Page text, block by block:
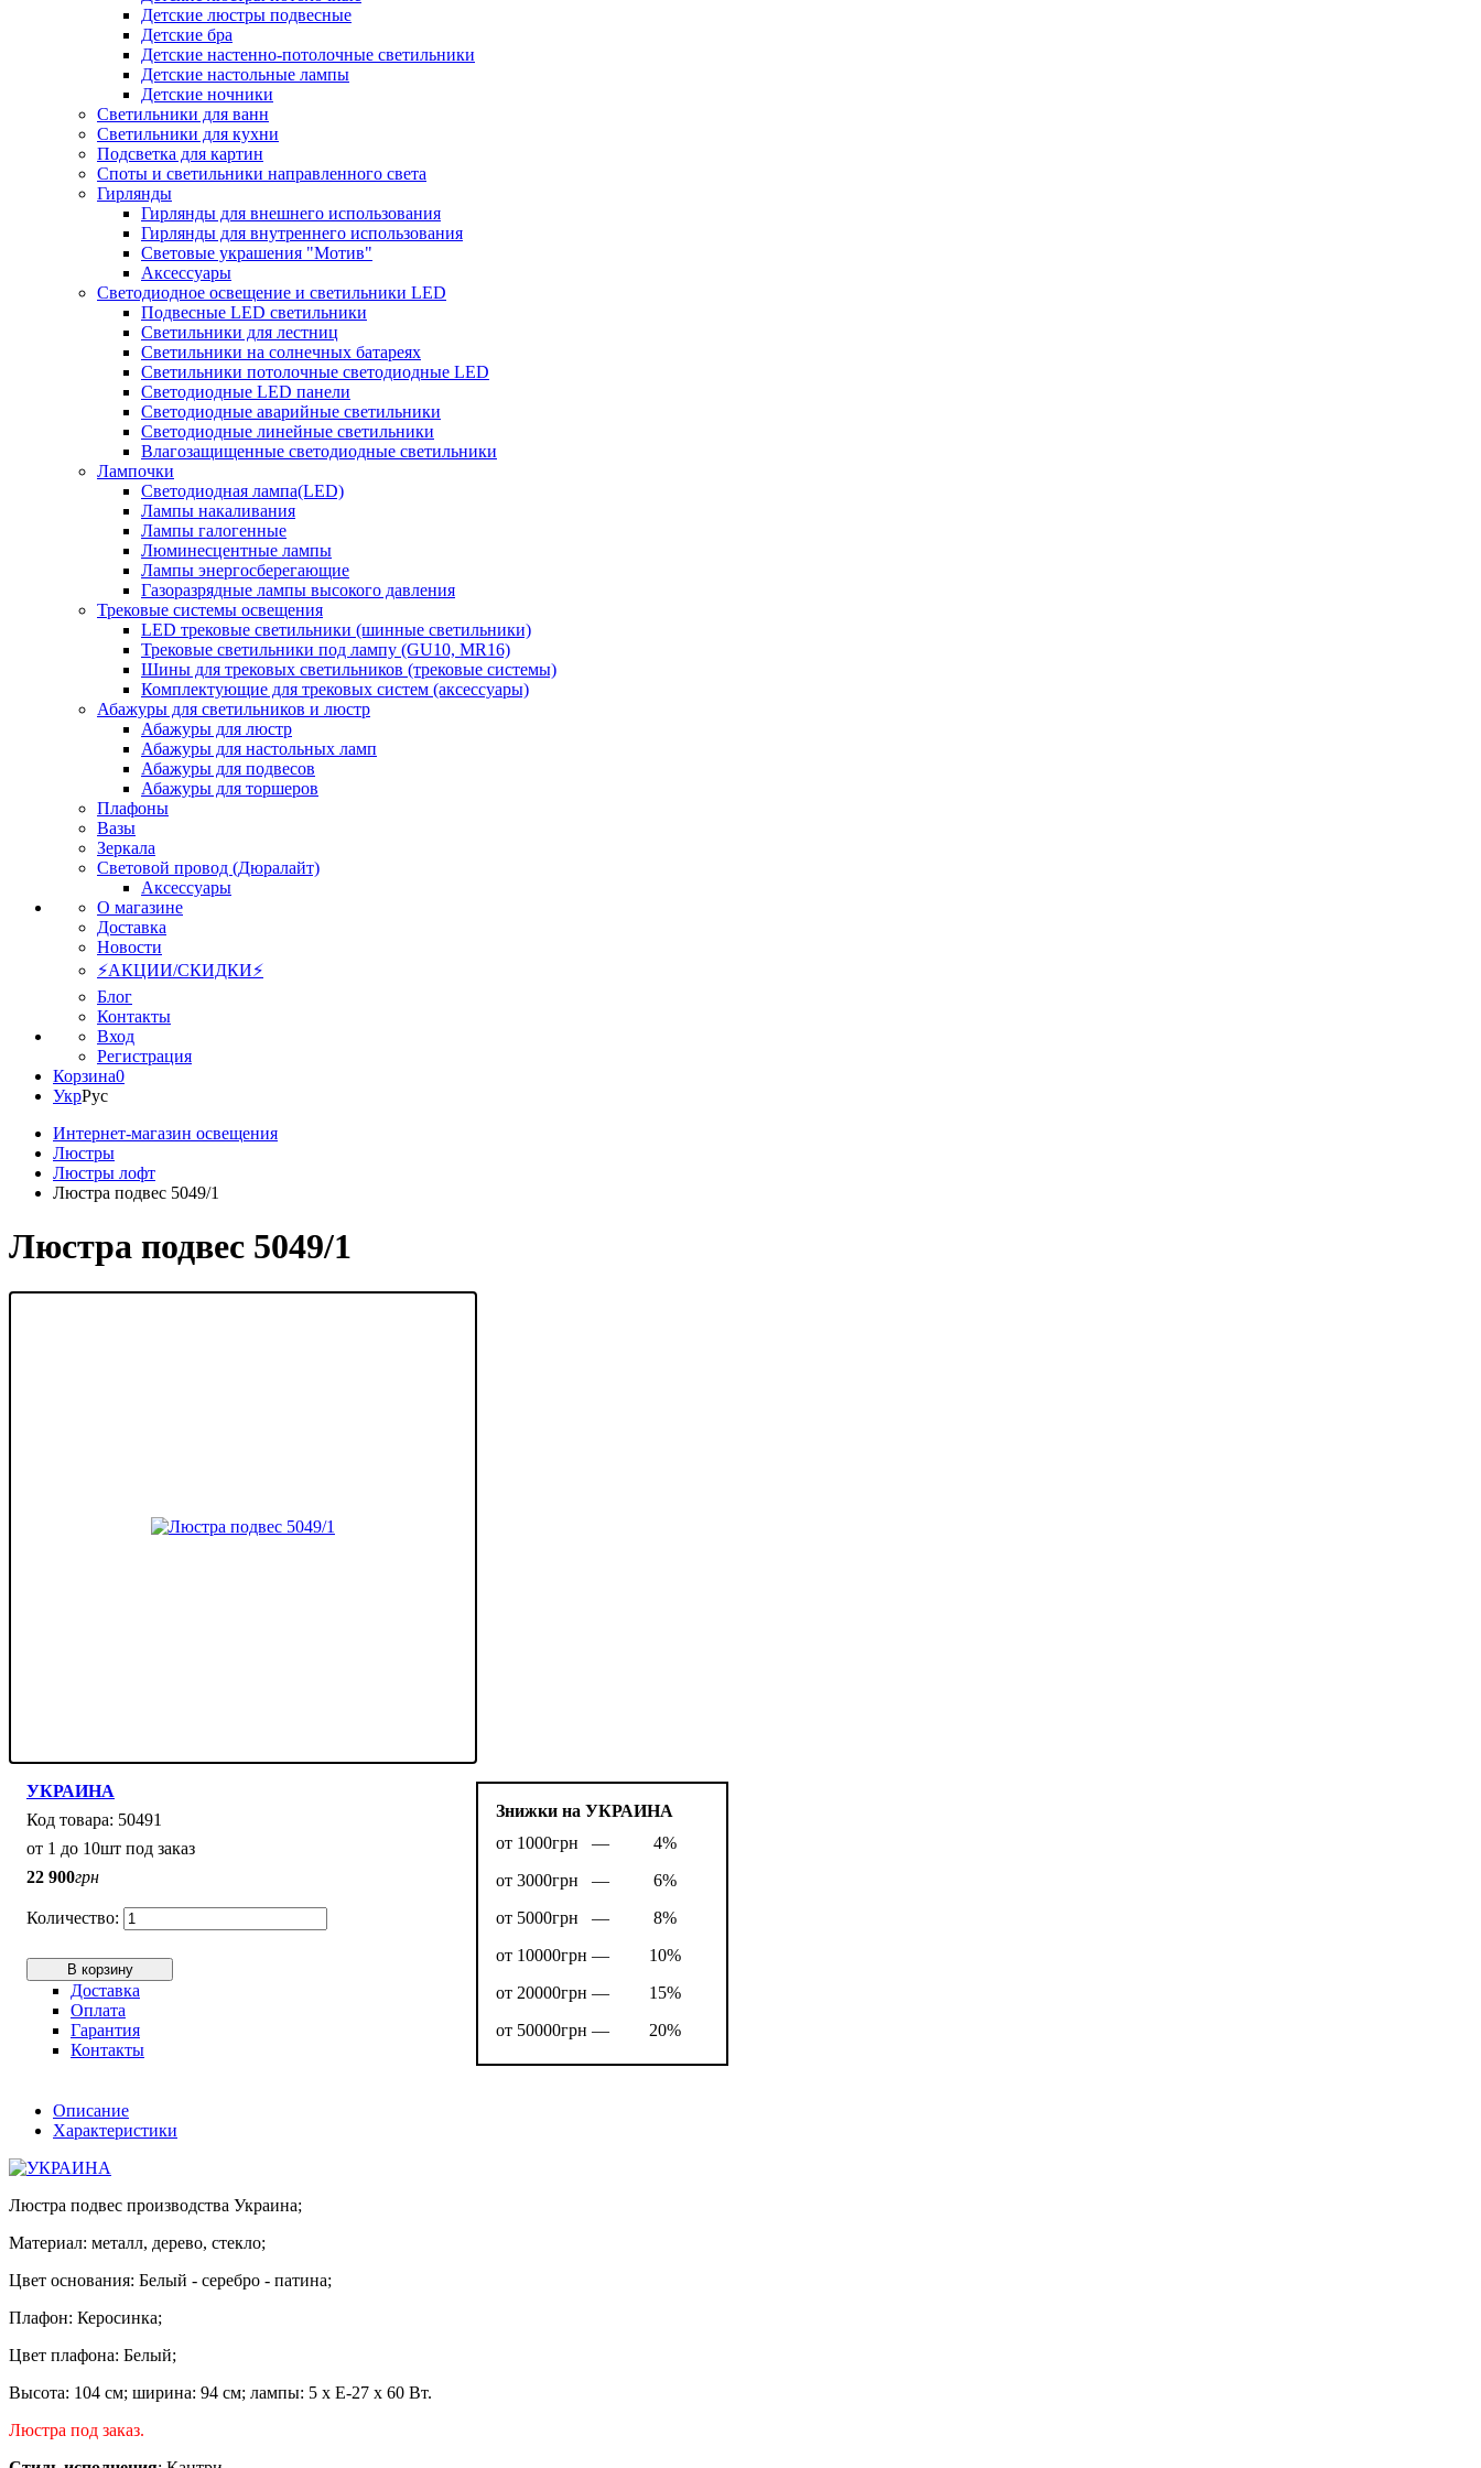
Детские люстры подвесные
Детские бра
Детские настенно-потолочные светильники
Детские настольные лампы
Детские ночники
Светильники для ванн
Светильники для кухни
Подсветка для картин
Споты и светильники направленного света
Гирлянды
Гирлянды для внешнего использования
Гирлянды для внутреннего использования
Световые украшения "Мотив"
Аксессуары
Светодиодное освещение и светильники LED
Подвесные LED светильники
Светильники для лестниц
Светильники на солнечных батареях
Светильники потолочные светодиодные LED
Светодиодные LED панели
Светодиодные аварийные светильники
Светодиодные линейные светильники
Влагозащищенные светодиодные светильники
Лампочки
Светодиодная лампа(LED)
Лампы накаливания
Лампы галогенные
Люминесцентные лампы
Лампы энергосберегающие
Газоразрядные лампы высокого давления
Трековые системы освещения
LED трековые светильники (шинные светильники)
Трековые светильники под лампу (GU10, MR16)
Шины для трековых светильников (трековые системы)
Комплектующие для трековых систем (аксессуары)
Абажуры для светильников и люстр
Абажуры для люстр
Абажуры для настольных ламп
Абажуры для подвесов
Абажуры для торшеров
Плафоны
Вазы
Зеркала
Световой провод (Дюралайт)
Аксессуары
О магазине
Доставка
Новости
⚡АКЦИИ/СКИДКИ⚡
Блог
Контакты
Вход
Регистрация
Корзина0
УкрРус
Интернет-магазин освещения
Люстры
Люстры лофт
Люстра подвес 5049/1
Люстра подвес 5049/1
Знижки на УКРАИНА
от 1000грн —
4%
от 3000грн —
6%
от 5000грн —
8%
от 10000грн —
10%
от 20000грн —
15%
от 50000грн —
20%
УКРАИНА
50491
от 1 до 10шт под заказ
22 900грн
В корзину
Доставка
Оплата
Гарантия
Контакты
Описание
Характеристики
Люстра подвес производства Украина;
Материал: металл, дерево, стекло;
Цвет основания: Белый - серебро - патина;
Плафон: Керосинка;
Цвет плафона: Белый;
Высота: 104 см; ширина: 94 см; лампы: 5 х Е-27 х 60 Вт.
Люстра под заказ.